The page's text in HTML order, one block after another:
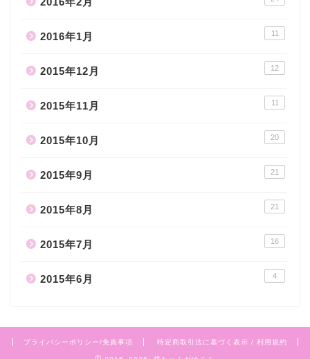
2016年1月 11
2015年12月 12
2015年11月 11
2015年10月 20
2015年9月 21
2015年8月 21
2015年7月 16
2015年6月 4
プライバシーポリシー/免責事項 特定商取引法に基づく表示 / 利用規約